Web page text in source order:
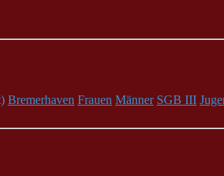
Bremerhaven Frauen Männer SGB III